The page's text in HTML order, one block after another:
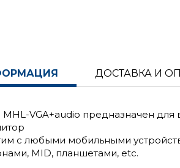
ДОСТАВКА И
VGA+audio предназначен
с любыми мобильными
MID, планшетами, etc.